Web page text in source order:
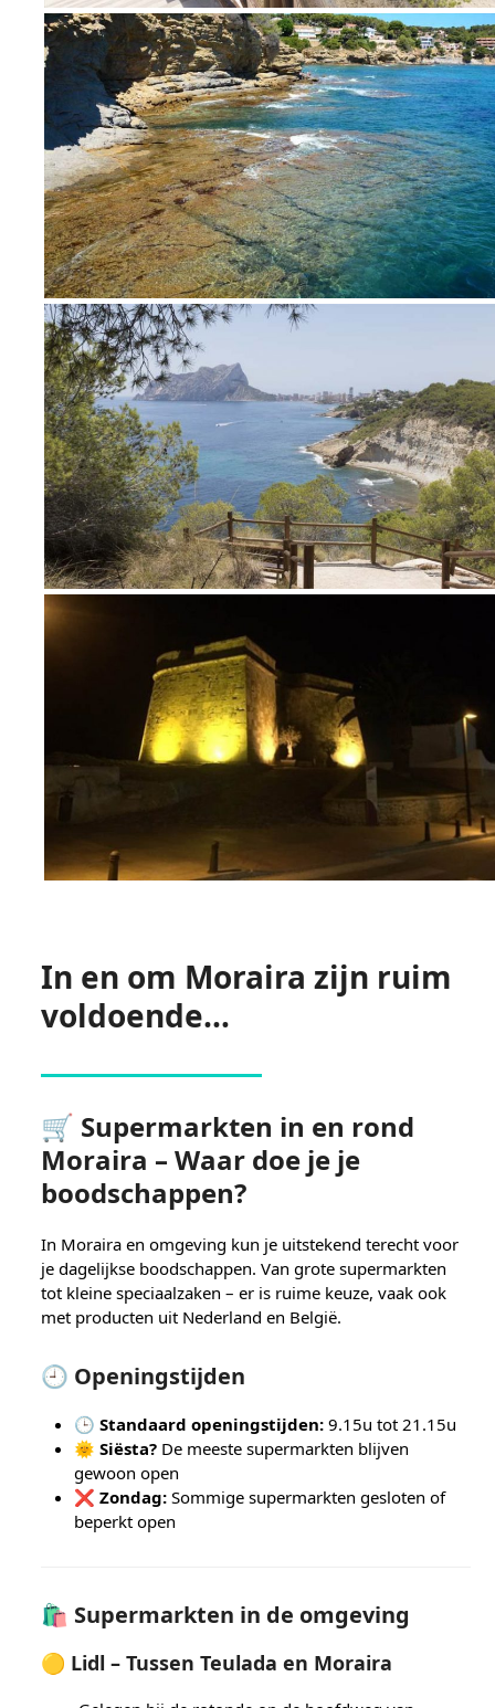
In en om Moraira zijn ruim
voldoende…
🛒 Supermarkten in en rond
Moraira – Waar doe je je
boodschappen?
In Moraira en omgeving kun je uitstekend terecht voor
je dagelijkse boodschappen. Van grote supermarkten
tot kleine speciaalzaken – er is ruime keuze, vaak ook
met producten uit Nederland en België.
🕘 Openingstijden
🕒Standaard openingstijden: 9.15u tot 21.15u
🌞Siësta? De meeste supermarkten blijven
gewoon open
❌Zondag: Sommige supermarkten gesloten of
beperkt open
🛍️ Supermarkten in de omgeving
🟡 Lidl – Tussen Teulada en Moraira